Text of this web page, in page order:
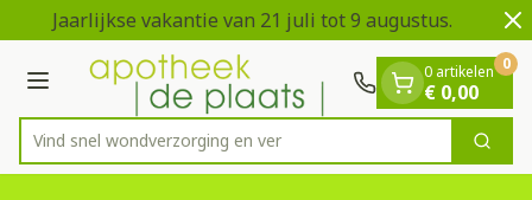
Ga naar de inhoud
1 van 2
Jaarlijkse vakantie van 21 juli tot 9 augustus.
Menu
Product, merk, categorie...
Vind snel wondverzorgin Zoek
0 artikelen
€ 0,00
0